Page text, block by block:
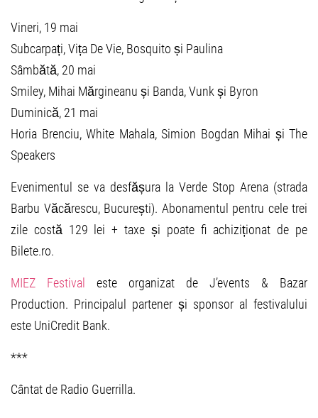
Vineri, 19 mai
Subcarpați, Vița De Vie, Bosquito și Paulina
Sâmbătă, 20 mai
Smiley, Mihai Mărgineanu și Banda, Vunk și Byron
Duminică, 21 mai
Horia Brenciu, White Mahala, Simion Bogdan Mihai și The
Speakers
Evenimentul se va desfășura la Verde Stop Arena (strada
Barbu Văcărescu, București). Abonamentul pentru cele trei
zile costă 129 lei + taxe și poate fi achiziționat de pe
Bilete.ro.
MIEZ Festival
este organizat de J’events & Bazar
Production. Principalul partener și sponsor al festivalului
este UniCredit Bank.
***
Cântat de Radio Guerrilla.